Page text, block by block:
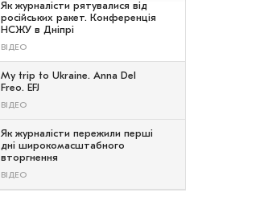
Як журналісти рятувалися від
російських ракет. Конференція
НСЖУ в Дніпрі
ВІДЕО
My trip to Ukraine. Anna Del
Freo. EFJ
ВІДЕО
Як журналісти пережили перші
дні широкомасштабного
вторгнення
ВІДЕО